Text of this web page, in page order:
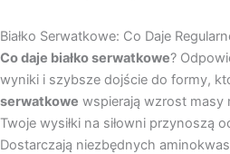
Białko Serwatkowe: Co Daje
Co daje białko serwatkowe?
wyniki i szybsze dojście do formy,
serwatkowe wspierają wzrost masy
Twoje wysiłki na siłowni przynoszą
Dostarczają niezbędnych